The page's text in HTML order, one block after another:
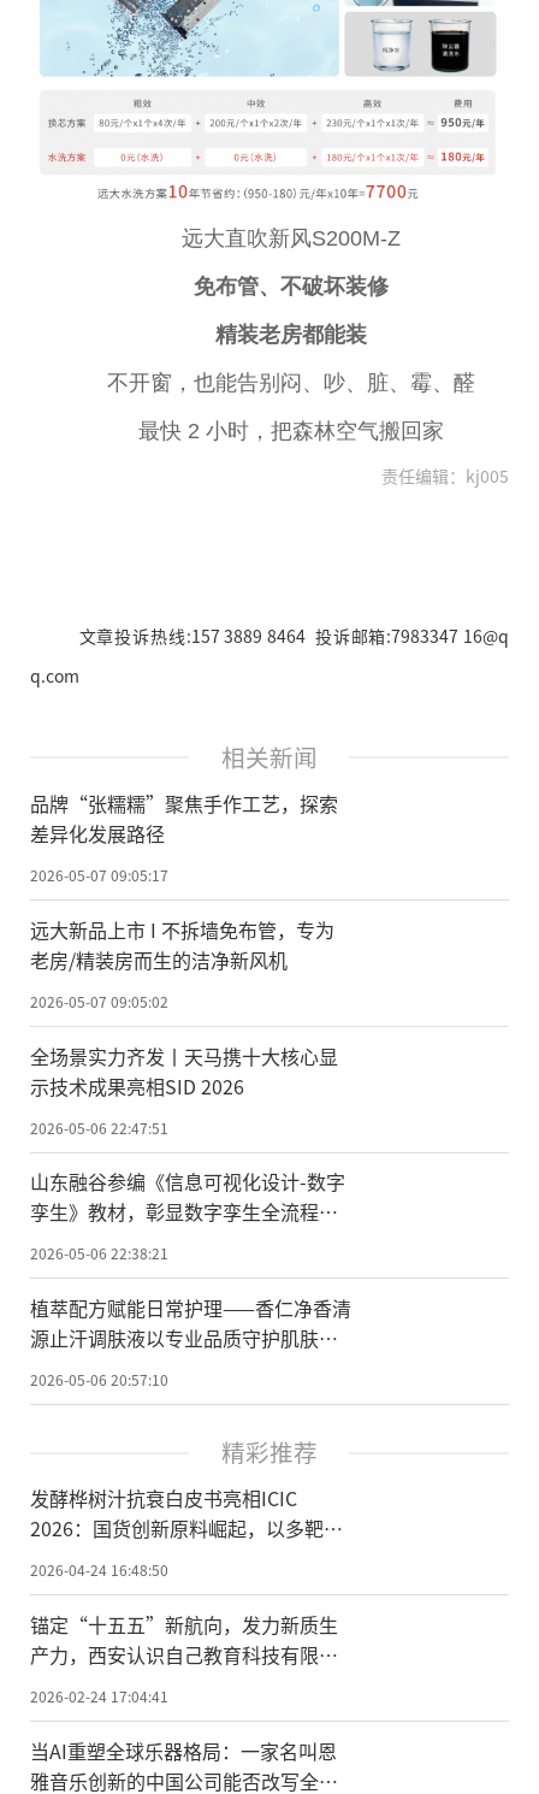
远大直吹新风S200M-Z
免布管、不破坏装修
精装老房都能装
不开窗，也能告别闷、吵、脏、霉、醛
最快 2 小时，把森林空气搬回家
责任编辑：kj005
文章投诉热线:157 3889 8464 投诉邮箱:7983347 16@q
q.com
相关新闻
品牌“张糯糯”聚焦手作工艺，探索
差异化发展路径
2026-05-07 09:05:17
远大新品上市 I 不拆墙免布管，专为
老房/精装房而生的洁净新风机
2026-05-07 09:05:02
全场景实力齐发丨天马携十大核心显
示技术成果亮相SID 2026
2026-05-06 22:47:51
山东融谷参编《信息可视化设计-数字
孪生》教材，彰显数字孪生全流程交
付硬核实力
2026-05-06 22:38:21
植萃配方赋能日常护理——香仁净香清
源止汗调肤液以专业品质守护肌肤舒
适
2026-05-06 20:57:10
精彩推荐
发酵桦树汁抗衰白皮书亮相ICIC
2026：国货创新原料崛起，以多靶点
机制重构细胞级抗衰
2026-04-24 16:48:50
锚定“十五五”新航向，发力新质生
产力，西安认识自己教育科技有限公
司荣膺国家级科技型中小企业
2026-02-24 17:04:41
当AI重塑全球乐器格局：一家名叫恩
雅音乐创新的中国公司能否改写全球